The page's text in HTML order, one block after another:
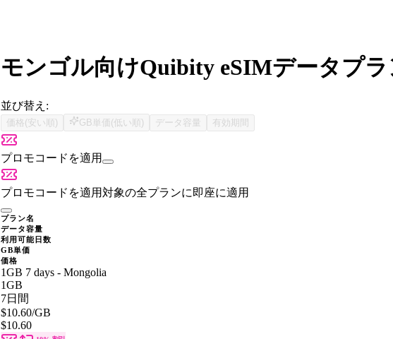
モンゴル向けQuibity eSIMデータプ
並び替え:
価格(安い順) GB単価(低い順) データ容量 有効期間
プロモコードを適用
プロモコードを適用対象の全プランに即座に適用
プラン名
データ容量
利用可能日数
GB単価
価格
1GB 7 days - Mongolia
1GB
7日間
$10.60/GB
$10.60